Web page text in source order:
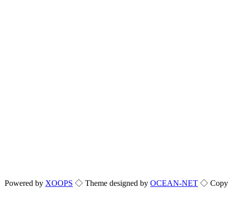
Powered by XOOPS ◇ Theme designed by OCEAN-NET ◇